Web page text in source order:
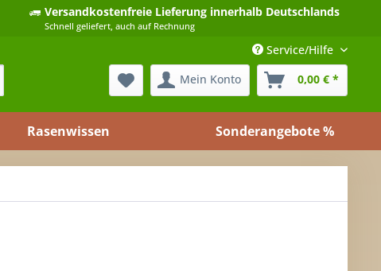
Versandkostenfreie Lieferung innerhalb Deutschlands
Schnell geliefert, auch auf Rechnung
Service/Hilfe
Mein Konto
0,00 € *
Sonderangebote %
Rasenwissen